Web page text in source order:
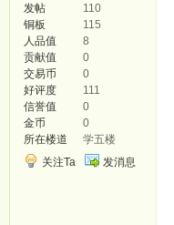
发帖
110
铜板
115
人品值
8
贡献值
0
交易币
0
好评度
111
信誉值
0
金币
0
所在楼道
学五楼
关注Ta
发消息